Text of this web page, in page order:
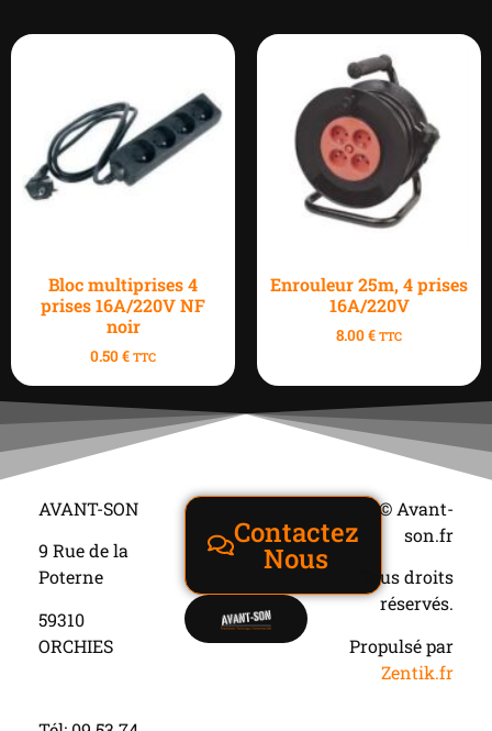
Bloc multiprises 4
prises 16A/220V NF
noir
0.50€ TTC
Enrouleur 25m, 4 prises
16A/220V
8.00€ TTC
AVANT-SON
9 Rue de la
Poterne
59310
ORCHIES
Contactez
Nous
© Avant-
son.fr
Tous droits
réservés.
Propulsé par
Zentik.fr